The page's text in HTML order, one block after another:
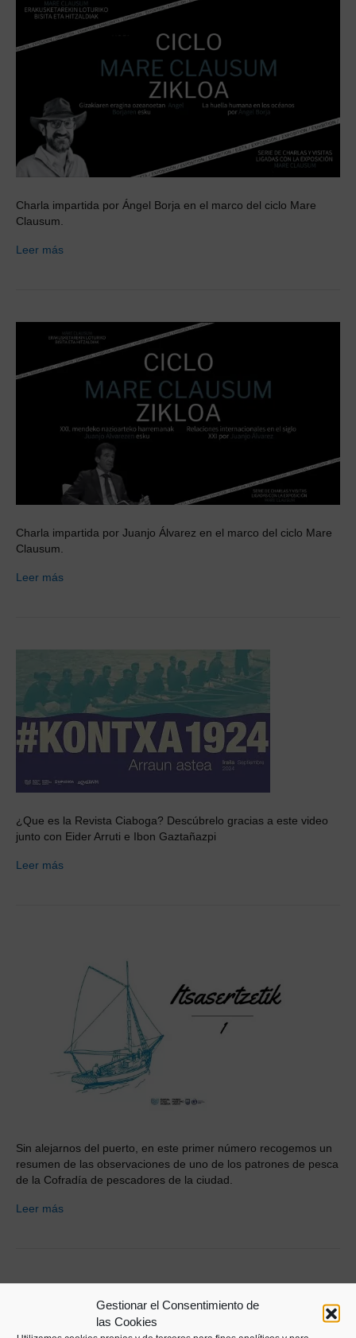
Gestionar el Consentimiento de
las Cookies
Charla impartida por Ángel Borja en el marco del ciclo Mare
Clausum.
Leer más
Charla impartida por Juanjo Álvarez en el marco del ciclo Mare
Clausum.
Leer más
¿Que es la Revista Ciaboga? Descúbrelo gracias a este video
junto con Eider Arruti e Ibon Gaztañazpi
Leer más
Sin alejarnos del puerto, en este primer número recogemos un
resumen de las observaciones de uno de los patrones de pesca
de la Cofradía de pescadores de la ciudad.
Leer más